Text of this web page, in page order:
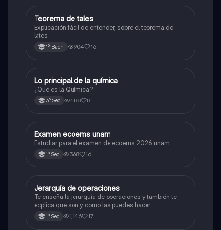
Matemáticas
Teorema de tales
Explicación fácil de entender, sobre el teorema de
lates
1º Bach 904 16
Química
Lo principal de la química
¿Que es la Química?
3º Sec 488 8
Español
Examen ecoems unam
Estudiar para el examen de ecoems 2026 unam
1º Sec 368 16
Matemáticas
Jerarquía de operaciones
Te enseña la jerarquía de operaciones y también te
ecplica que son y como las puedes hacer
1º Sec 1,146 17